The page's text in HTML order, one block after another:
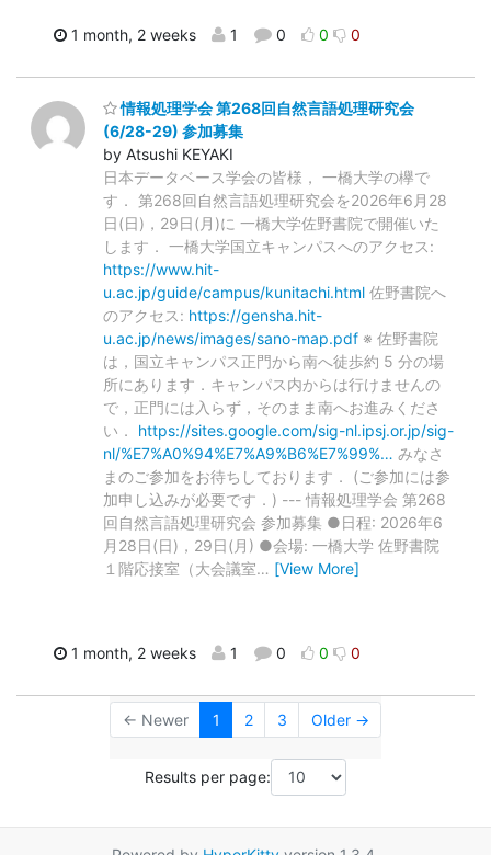
1 month, 2 weeks 1 0 0 0
情報処理学会 第268回自然言語処理研究会
(6/28-29) 参加募集
by Atsushi KEYAKI
日本データベース学会の皆様， 一橋大学の欅で
す． 第268回自然言語処理研究会を2026年6月28
日(日)，29日(月)に 一橋大学佐野書院で開催いた
します． 一橋大学国立キャンパスへのアクセス:
https://www.hit-
u.ac.jp/guide/campus/kunitachi.html 佐野書院へ
のアクセス: https://gensha.hit-
u.ac.jp/news/images/sano-map.pdf ※ 佐野書院
は，国立キャンパス正門から南へ徒歩約 5 分の場
所にあります．キャンパス内からは行けませんの
で，正門には入らず，そのまま南へお進みくださ
い． https://sites.google.com/sig-nl.ipsj.or.jp/sig-
nl/%E7%A0%94%E7%A9%B6%E7%99%… みなさ
まのご参加をお待ちしております． (ご参加には参
加申し込みが必要です．) --- 情報処理学会 第268
回自然言語処理研究会 参加募集 ●日程: 2026年6
月28日(日)，29日(月) ●会場: 一橋大学 佐野書院
１階応接室（大会議室… [View More]
1 month, 2 weeks 1 0 0 0
← Newer 1 2 3 Older →
Results per page: